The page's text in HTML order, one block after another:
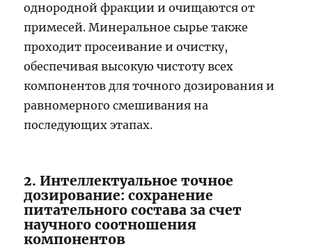
однородной фракции и очищаются от
примесей. Минеральное сырье также
проходит просеивание и очистку,
обеспечивая высокую чистоту всех
компонентов для точного дозирования и
равномерного смешивания на
последующих этапах.
2. Интеллектуальное точное
дозирование: сохранение
питательного состава за счет
научного соотношения
компонентов